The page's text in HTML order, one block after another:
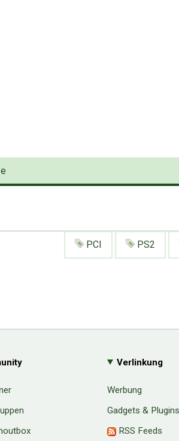
PCI PS2
Verlinkung
Werbung
Gadgets & Plugins
RSS Feeds